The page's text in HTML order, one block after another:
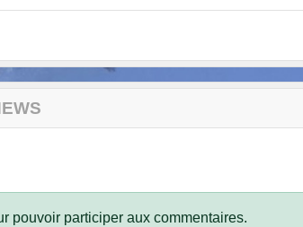
pouvoir participer aux commentaires.